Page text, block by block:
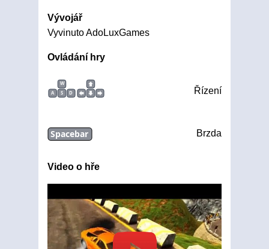
Vývojář
Vyvinuto AdoLuxGames
Ovládání hry
W
A
S D Řízení
Spacebar Brzda
Video o hře